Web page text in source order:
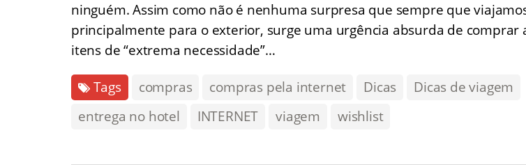
ninguém. Assim como não é nenhuma surpresa que sempre que
principalmente para o exterior, surge uma urgência absurda de comprar
itens de “extrema necessidade”…
Tags compras compras pela internet Dicas
Dicas de viagem
entrega no hotel
INTERNET viagem wishlist